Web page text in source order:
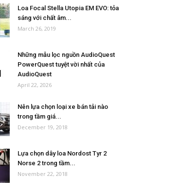
Loa Focal Stella Utopia EM EVO: tỏa
sáng với chất âm...
March 26, 2019
Những mẫu lọc nguồn AudioQuest
PowerQuest tuyệt vời nhất của
AudioQuest
April 22, 2026
Nên lựa chọn loại xe bán tải nào
trong tầm giá...
December 19, 2018
Lựa chọn dây loa Nordost Tyr 2
Norse 2 trong tầm...
November 22, 2018